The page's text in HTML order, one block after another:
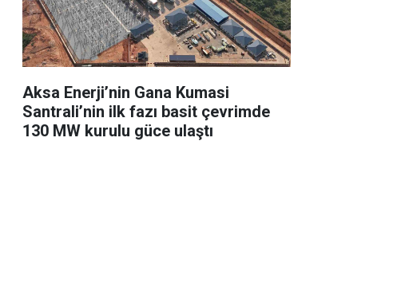
Aksa Enerji’nin Gana Kumasi
Santrali’nin ilk fazı basit çevrimde
130 MW kurulu güce ulaştı